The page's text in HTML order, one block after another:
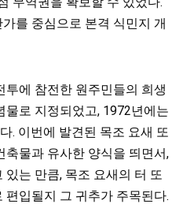
를 중심으로 본격 식민지 개
에 참전한 원주민들의 희생
로 지정되었고, 1972년에는
. 이번에 발견된 목조 요새 또
축물과 유사한 양식을 띄면서,
는 만큼, 목조 요새의 터 또
입될지 그 귀추가 주목된다.